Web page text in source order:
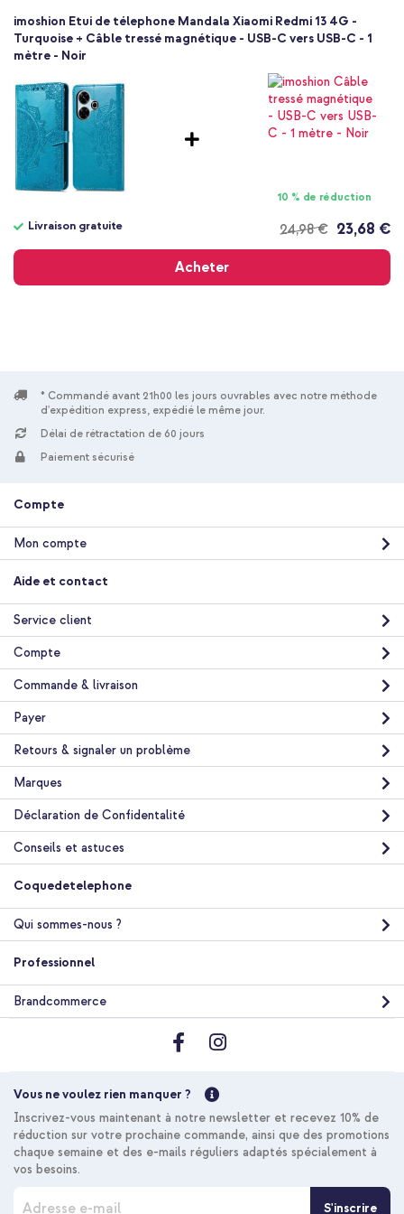
imoshion Etui de télephone Mandala Xiaomi Redmi 13 4G -
Turquoise + Câble tressé magnétique - USB-C vers USB-C - 1
mètre - Noir
10 % de réduction
24,98 €
Livraison gratuite 23,68 €
Acheter
gratuite
* Commandé avant 21h00 les jours ouvrables avec notre méthode
d'expédition express, expédié le même jour.
Délai de rétractation de 60 jours
Paiement sécurisé
Compte
Mon compte
Aide et contact
Service client
Compte
Commande & livraison
Payer
Retours & signaler un problème
Marques
Déclaration de Confidentalité
Conseils et astuces
Coquedetelephone
Qui sommes-nous ?
Professionnel
Brandcommerce
Vous ne voulez rien manquer ?
Inscrivez-vous maintenant à notre newsletter et recevez 10% de
réduction sur votre prochaine commande, ainsi que des promotions
chaque semaine et des e-mails réguliers adaptés spécialement à
vos besoins.
S'inscrire